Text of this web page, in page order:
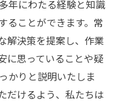
年にわたる経験と知識
ることができます。常
解決策を提案し、作業
に思っていることや疑
かりと説明いたしま
だけるよう、私たちは